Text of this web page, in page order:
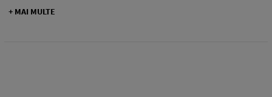
+ MAI MULTE